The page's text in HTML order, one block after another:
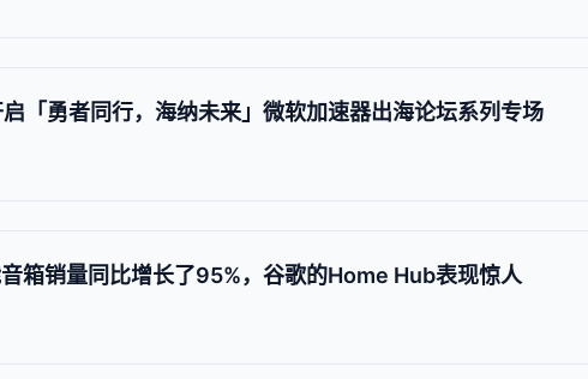
「勇者同行，海纳未来」微软加速器出海论坛系列专场
箱销量同比增长了95%，谷歌的Home Hub表现惊人